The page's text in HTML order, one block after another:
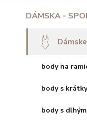
DÁMSKA -
body na
body s
body s